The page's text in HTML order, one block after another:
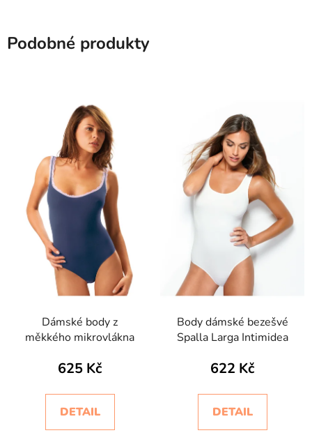
Podobné produkty
Dámské body z
měkkého mikrovlákna
625 Kč
DETAIL
Body dámské bezešvé
Spalla Larga Intimidea
622 Kč
DETAIL